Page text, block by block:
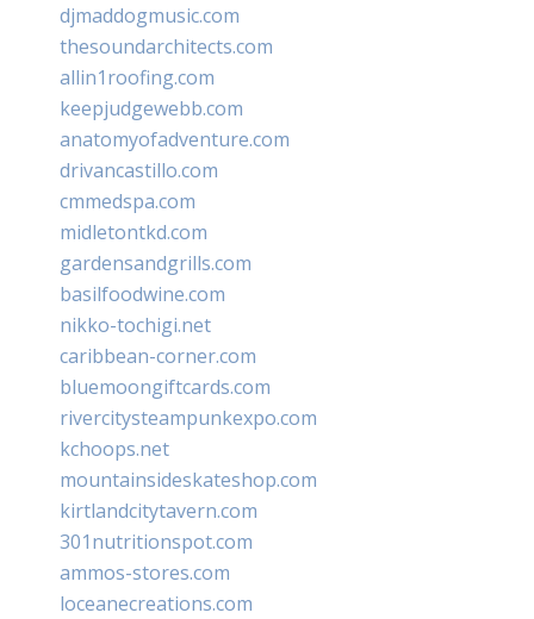
djmaddogmusic.com
thesoundarchitects.com
allin1roofing.com
keepjudgewebb.com
anatomyofadventure.com
drivancastillo.com
cmmedspa.com
midletontkd.com
gardensandgrills.com
basilfoodwine.com
nikko-tochigi.net
caribbean-corner.com
bluemoongiftcards.com
rivercitysteampunkexpo.com
kchoops.net
mountainsideskateshop.com
kirtlandcitytavern.com
301nutritionspot.com
ammos-stores.com
loceanecreations.com